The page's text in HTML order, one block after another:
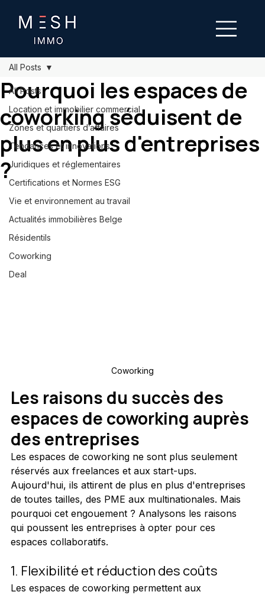
All Posts
Location et immobilier commercial
Zones et quartiers d’affaires
Tendances et innovations
Juridiques et réglementaires
Certifications et Normes ESG
Vie et environnement au travail
Actualités immobilières Belge
Résidentils
Coworking
Deal
All Posts
Pourquoi les espaces de
coworking séduisent de
plus en plus d'entreprises
?
Coworking
Les raisons du succès des
espaces de coworking auprès
des entreprises
Les espaces de coworking ne sont plus seulement
réservés aux freelances et aux start-ups.
Aujourd'hui, ils attirent de plus en plus d'entreprises
de toutes tailles, des PME aux multinationales. Mais
pourquoi cet engouement ? Analysons les raisons
qui poussent les entreprises à opter pour ces
espaces collaboratifs.
1. Flexibilité et réduction des coûts
Les espaces de coworking permettent aux